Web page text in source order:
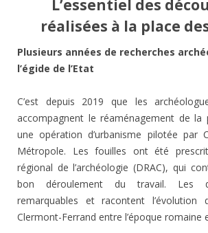
L’essentiel des
réalisées à la place
Plusieurs années de recherches
l’égide de l’Etat
C’est depuis 2019 que les
accompagnent le réaménagement de la
une opération d’urbanisme pilotée par
Métropole. Les fouilles ont été
régional de l’archéologie (DRAC), qui
bon déroulement du travail. Les
remarquables et racontent
Clermont-Ferrand entre l’époque romaine